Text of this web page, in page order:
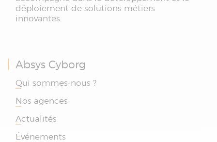
déploiement de solutions métiers
innovantes.
Absys Cyborg
Qui sommes-nous ?
Nos agences
Actualités
Événements